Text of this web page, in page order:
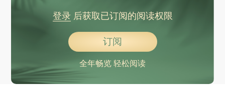
登录后获取已订阅的阅读权限
订阅
全年畅览 轻松阅读